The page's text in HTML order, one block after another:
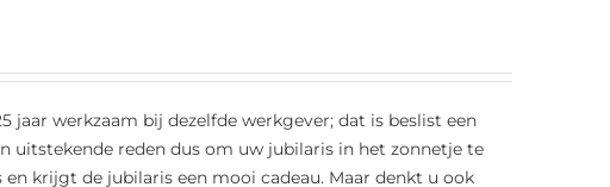
jaar werkzaam bij dezelfde werkgever; dat is beslist een
uitstekende reden dus om uw jubilaris in het zonnetje te
krijgt de jubilaris een mooi cadeau. Maar denkt u ook